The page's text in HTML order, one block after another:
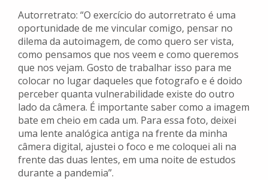
Autorretrato: “O exercício do autorretrato é uma
oportunidade de me vincular comigo, pensar no
dilema da autoimagem, de como quero ser vista,
como pensamos que nos veem e como queremos
que nos vejam. Gosto de trabalhar isso para me
colocar no lugar daqueles que fotografo e é doido
perceber quanta vulnerabilidade existe do outro
lado da câmera. É importante saber como a imagem
bate em cheio em cada um. Para essa foto, deixei
uma lente analógica antiga na frente da minha
câmera digital, ajustei o foco e me coloquei ali na
frente das duas lentes, em uma noite de estudos
durante a pandemia”.